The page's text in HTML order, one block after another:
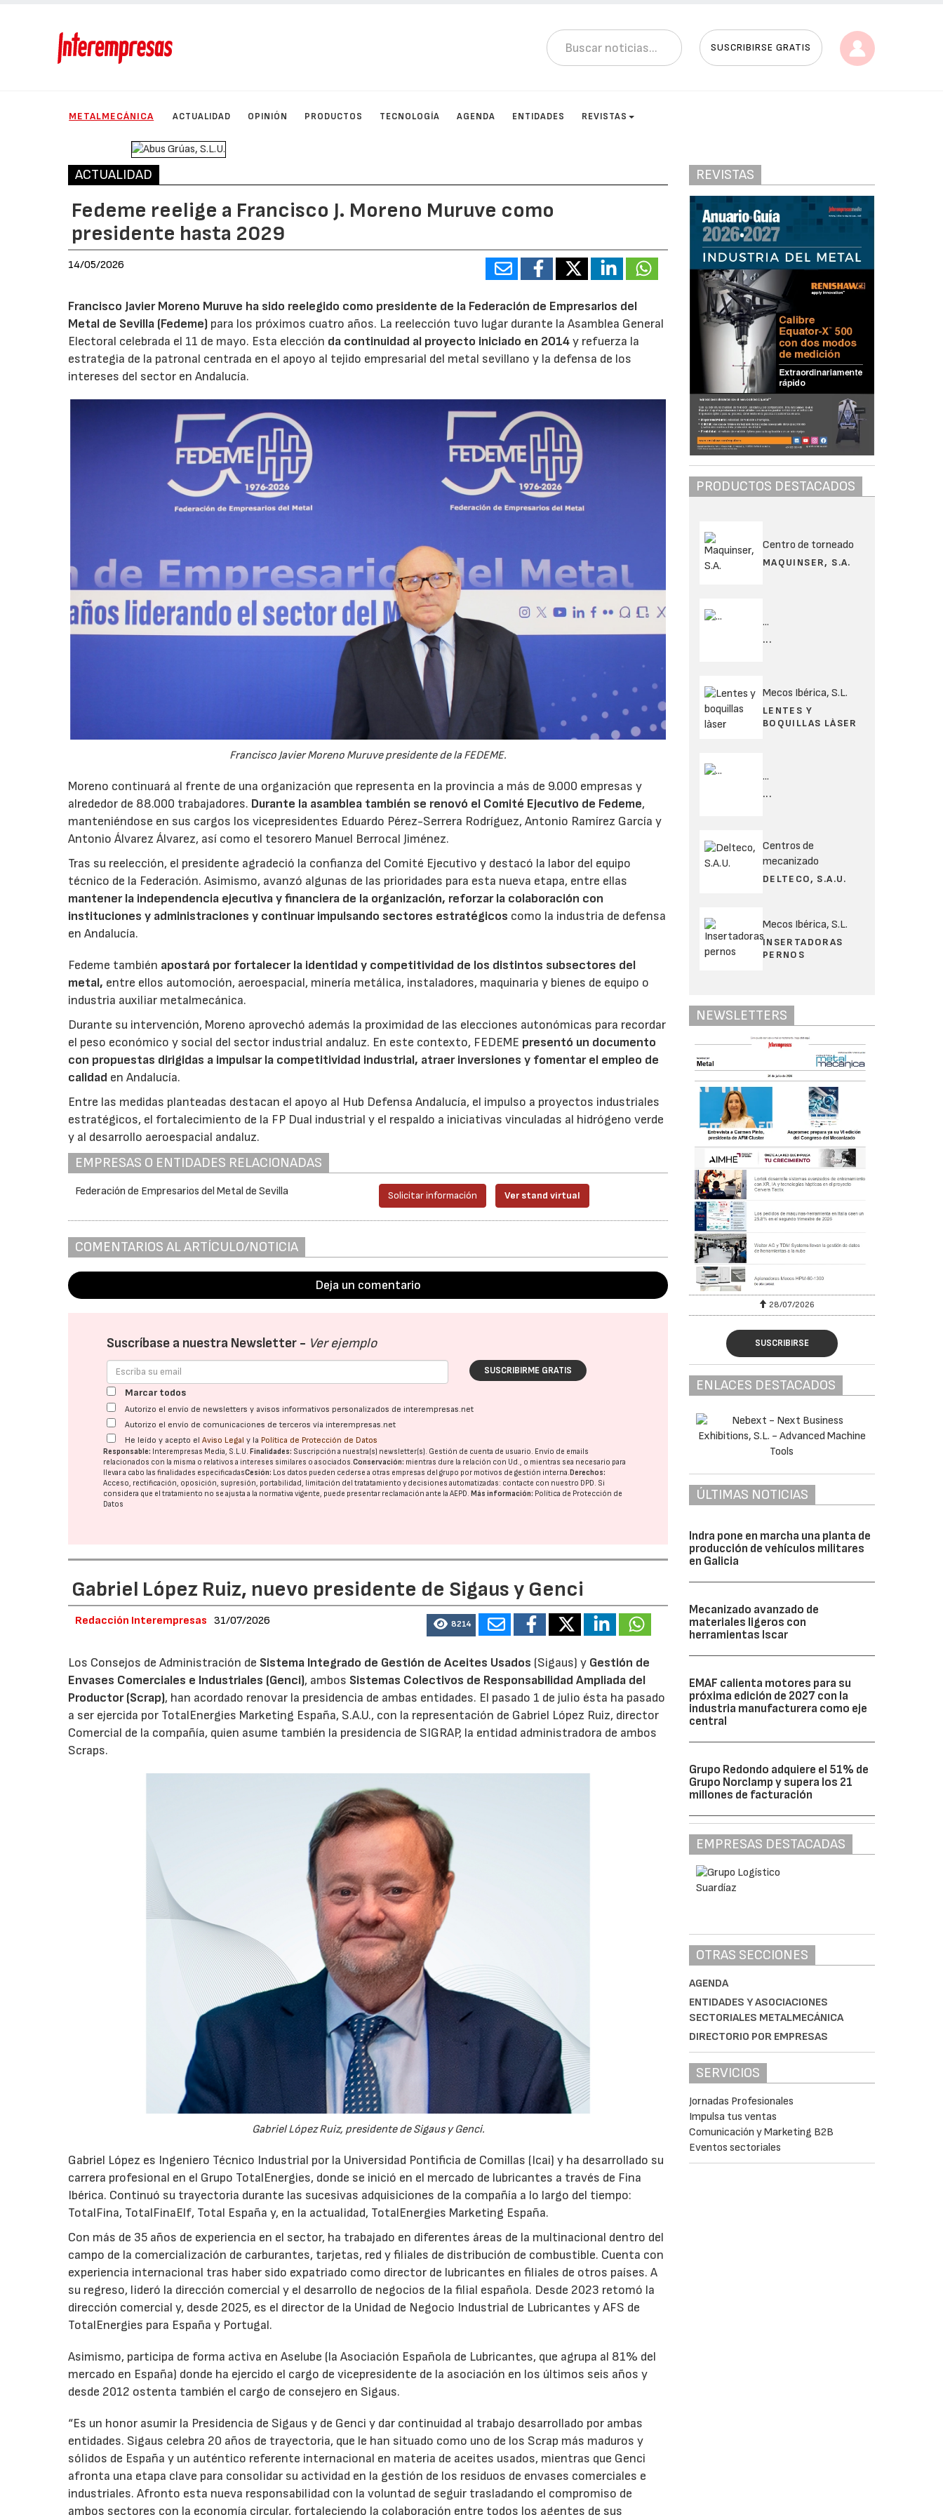
SUSCRIBIRSE GRATIS
METALMECÁNICA ACTUALIDAD OPINIÓN PRODUCTOS TECNOLOGÍA AGENDA ENTIDADES REVISTAS
ACTUALIDAD
Fedeme reelige a Francisco J. Moreno Muruve como
presidente hasta 2029
14/05/2026
Francisco Javier Moreno Muruve ha sido reelegido como presidente de la Federación de Empresarios del
Metal de Sevilla (Fedeme) para los próximos cuatro años. La reelección tuvo lugar durante la Asamblea General
Electoral celebrada el 11 de mayo. Esta elección da continuidad al proyecto iniciado en 2014y refuerza la
estrategia de la patronal centrada en el apoyo al tejido empresarial del metal sevillano y la defensa de los
intereses del sector en Andalucía.
Francisco Javier Moreno Muruve presidente de la FEDEME.
Moreno continuará al frente de una organización que representa en la provincia a más de 9.000 empresas y
alrededor de 88.000 trabajadores. Durante la asamblea también se renovó el Comité Ejecutivo de Fedeme,
manteniéndose en sus cargos los vicepresidentes Eduardo Pérez-Serrera Rodríguez, Antonio Ramírez García y
Antonio Álvarez Álvarez, así como el tesorero Manuel Berrocal Jiménez.
Tras su reelección, el presidente agradeció la confianza del Comité Ejecutivo y destacó la labor del equipo
técnico de la Federación. Asimismo, avanzó algunas de las prioridades para esta nueva etapa, entre ellas
mantener la independencia ejecutiva y financiera de la organización, reforzar la colaboración con
instituciones y administraciones y continuar impulsando sectores estratégicos como la industria de defensa
en Andalucía.
Fedeme también apostará por fortalecer la identidad y competitividad de los distintos subsectores del
metal, entre ellos automoción, aeroespacial, minería metálica, instaladores, maquinaria y bienes de equipo o
industria auxiliar metalmecánica.
Durante su intervención, Moreno aprovechó además la proximidad de las elecciones autonómicas para recordar
el peso económico y social del sector industrial andaluz. En este contexto, FEDEME presentó un documento
con propuestas dirigidas a impulsar la competitividad industrial, atraer inversiones y fomentar el empleo de
calidad en Andalucía.
Entre las medidas planteadas destacan el apoyo al Hub Defensa Andalucía, el impulso a proyectos industriales
estratégicos, el fortalecimiento de la FP Dual industrial y el respaldo a iniciativas vinculadas al hidrógeno verde
y al desarrollo aeroespacial andaluz.
EMPRESAS O ENTIDADES RELACIONADAS
Federación de Empresarios del Metal de Sevilla Solicitar información Ver stand virtual
COMENTARIOS AL ARTÍCULO/NOTICIA
Deja un comentario
Suscríbase a nuestra Newsletter - Ver ejemplo
SUSCRIBIRME GRATIS
Marcar todos
Autorizo el envío de newsletters y avisos informativos personalizados de interempresas.net
Autorizo el envío de comunicaciones de terceros vía interempresas.net
He leído y acepto elAviso Legal y la Política de Protección de Datos
Responsable: Interempresas Media, S.L.U.Finalidades: Suscripción a nuestra(s) newsletter(s). Gestión de cuenta de usuario. Envío de emails
relacionados con la misma o relativos a intereses similares o asociados.Conservación: mientras dure la relación con Ud., o mientras sea necesario para
llevar a cabo las finalidades especificadasCesión: Los datos pueden cederse a otras empresas del grupo por motivos de gestión interna.Derechos:
Acceso, rectificación, oposición, supresión, portabilidad, limitación del tratatamiento y decisiones automatizadas: contacte con nuestro DPD. Si
considera que el tratamiento no se ajusta a la normativa vigente, puede presentar reclamación ante laAEPD.Más información: Política de Protección de
Datos
Gabriel López Ruiz, nuevo presidente de Sigaus y Genci
Redacción Interempresas 31/07/2026 8214
Los Consejos de Administración de Sistema Integrado de Gestión de Aceites Usados (Sigaus) y Gestión de
Envases Comerciales e Industriales (Genci), ambos Sistemas Colectivos de Responsabilidad Ampliada del
Productor (Scrap), han acordado renovar la presidencia de ambas entidades. El pasado 1 de julio ésta ha pasado
a ser ejercida por TotalEnergies Marketing España, S.A.U., con la representación de Gabriel López Ruiz, director
Comercial de la compañía, quien asume también la presidencia de SIGRAP, la entidad administradora de ambos
Scraps.
Gabriel López Ruiz, presidente de Sigaus y Genci.
Gabriel López es Ingeniero Técnico Industrial por la Universidad Pontificia de Comillas (Icai) y ha desarrollado su
carrera profesional en el Grupo TotalEnergies, donde se inició en el mercado de lubricantes a través de Fina
Ibérica. Continuó su trayectoria durante las sucesivas adquisiciones de la compañía a lo largo del tiempo:
TotalFina, TotalFinaElf, Total España y, en la actualidad, TotalEnergies Marketing España.
Con más de 35 años de experiencia en el sector, ha trabajado en diferentes áreas de la multinacional dentro del
campo de la comercialización de carburantes, tarjetas, red y filiales de distribución de combustible. Cuenta con
experiencia internacional tras haber sido expatriado como director de lubricantes en filiales de otros países. A
su regreso, lideró la dirección comercial y el desarrollo de negocios de la filial española. Desde 2023 retomó la
dirección comercial y, desde 2025, es el director de la Unidad de Negocio Industrial de Lubricantes y AFS de
TotalEnergies para España y Portugal.
Asimismo, participa de forma activa en Aselube (la Asociación Española de Lubricantes, que agrupa al 81% del
mercado en España) donde ha ejercido el cargo de vicepresidente de la asociación en los últimos seis años y
desde 2012 ostenta también el cargo de consejero en Sigaus.
“Es un honor asumir la Presidencia de Sigaus y de Genci y dar continuidad al trabajo desarrollado por ambas
entidades. Sigaus celebra 20 años de trayectoria, que le han situado como uno de los Scrap más maduros y
sólidos de España y un auténtico referente internacional en materia de aceites usados, mientras que Genci
afronta una etapa clave para consolidar su actividad en la gestión de los residuos de envases comerciales e
industriales. Afronto esta nueva responsabilidad con la voluntad de seguir trasladando el compromiso de
ambos sectores con la economía circular, fortaleciendo la colaboración entre todos los agentes de sus
REVISTAS
PRODUCTOS DESTACADOS
Centro de torneado
MAQUINSER, S.A.
...
...
Mecos Ibérica, S.L.
LENTES Y
BOQUILLAS LÀSER
...
...
Centros de
mecanizado
DELTECO, S.A.U.
Mecos Ibérica, S.L.
INSERTADORAS
PERNOS
NEWSLETTERS
28/07/2026
SUSCRIBIRSE
ENLACES DESTACADOS
ÚLTIMAS NOTICIAS
Indra pone en marcha una planta de
producción de vehículos militares
en Galicia
Mecanizado avanzado de
materiales ligeros con
herramientas Iscar
EMAF calienta motores para su
próxima edición de 2027 con la
industria manufacturera como eje
central
Grupo Redondo adquiere el 51% de
Grupo Norclamp y supera los 21
millones de facturación
EMPRESAS DESTACADAS
OTRAS SECCIONES
AGENDA
ENTIDADES Y ASOCIACIONES
SECTORIALES METALMECÁNICA
DIRECTORIO POR EMPRESAS
SERVICIOS
Jornadas Profesionales
Impulsa tus ventas
Comunicación y Marketing B2B
Eventos sectoriales